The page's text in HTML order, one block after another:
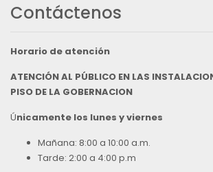
Contáctenos
Horario de atención
ATENCIÓN AL PÚBLICO EN LAS
PISO DE LA GOBERNACION
Únicamente los lunes y viernes
Mañana: 8:00 a 10:00 a.m.
Tarde: 2:00 a 4:00 p.m